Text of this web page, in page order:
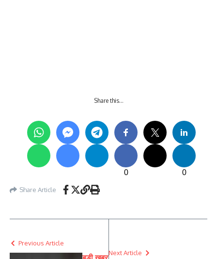
Share this…
0 0
Share Article
Previous Article
Next Article